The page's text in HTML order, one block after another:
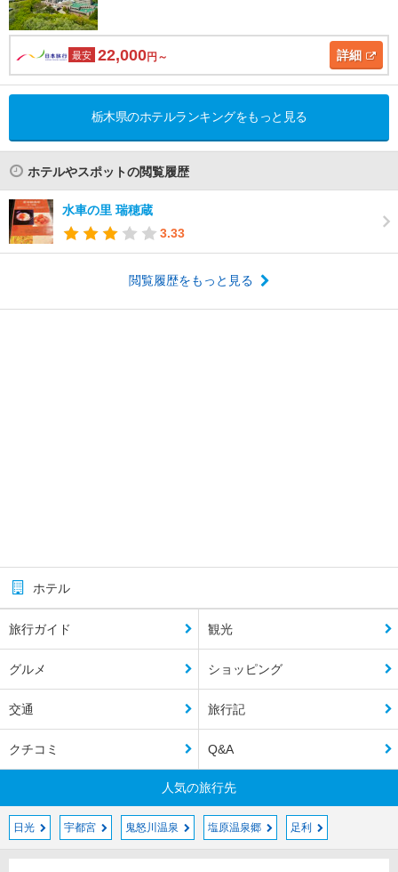
最安 22,000円～ 詳細
栃木県のホテルランキングをもっと見る
ホテルやスポットの閲覧履歴
水車の里 瑞穂蔵
3.33
閲覧履歴をもっと見る
ホテル
旅行ガイド 観光
グルメ ショッピング
交通 旅行記
クチコミ Q&A
人気の旅行先
日光 宇都宮 鬼怒川温泉 塩原温泉郷 足利